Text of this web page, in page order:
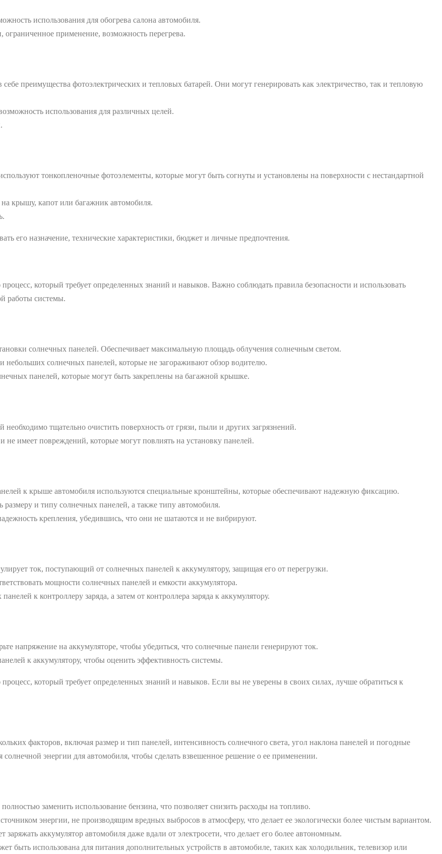
использования для обогрева салона автомобиля.
ограниченное применение, возможность перегрева.
преимущества фотоэлектрических и тепловых батарей. Они могут генерировать как электричество, так и тепловую
использования для различных целей.
тонкопленочные фотоэлементы, которые могут быть согнуты и установлены на поверхности с нестандартной
на крышу, капот или багажник автомобиля.
его назначение, технические характеристики, бюджет и личные предпочтения.
который требует определенных знаний и навыков. Важно соблюдать правила безопасности и использовать
работы системы.
солнечных панелей. Обеспечивает максимальную площадь облучения солнечным светом.
небольших солнечных панелей, которые не загораживают обзор водителю.
панелей, которые могут быть закреплены на багажной крышке.
необходимо тщательно очистить поверхность от грязи, пыли и других загрязнений.
не имеет повреждений, которые могут повлиять на установку панелей.
к крыше автомобиля используются специальные кронштейны, которые обеспечивают надежную фиксацию.
и типу солнечных панелей, а также типу автомобиля.
крепления, убедившись, что они не шатаются и не вибрируют.
ток, поступающий от солнечных панелей к аккумулятору, защищая его от перегрузки.
мощности солнечных панелей и емкости аккумулятора.
к контроллеру заряда, а затем от контроллера заряда к аккумулятору.
напряжение на аккумуляторе, чтобы убедиться, что солнечные панели генерируют ток.
к аккумулятору, чтобы оценить эффективность системы.
который требует определенных знаний и навыков. Если вы не уверены в своих силах, лучше обратиться к
факторов, включая размер и тип панелей, интенсивность солнечного света, угол наклона панелей и погодные
энергии для автомобиля, чтобы сделать взвешенное решение о ее применении.
заменить использование бензина, что позволяет снизить расходы на топливо.
энергии, не производящим вредных выбросов в атмосферу, что делает ее экологически более чистым вариантом.
заряжать аккумулятор автомобиля даже вдали от электросети, что делает его более автономным.
быть использована для питания дополнительных устройств в автомобиле, таких как холодильник, телевизор или